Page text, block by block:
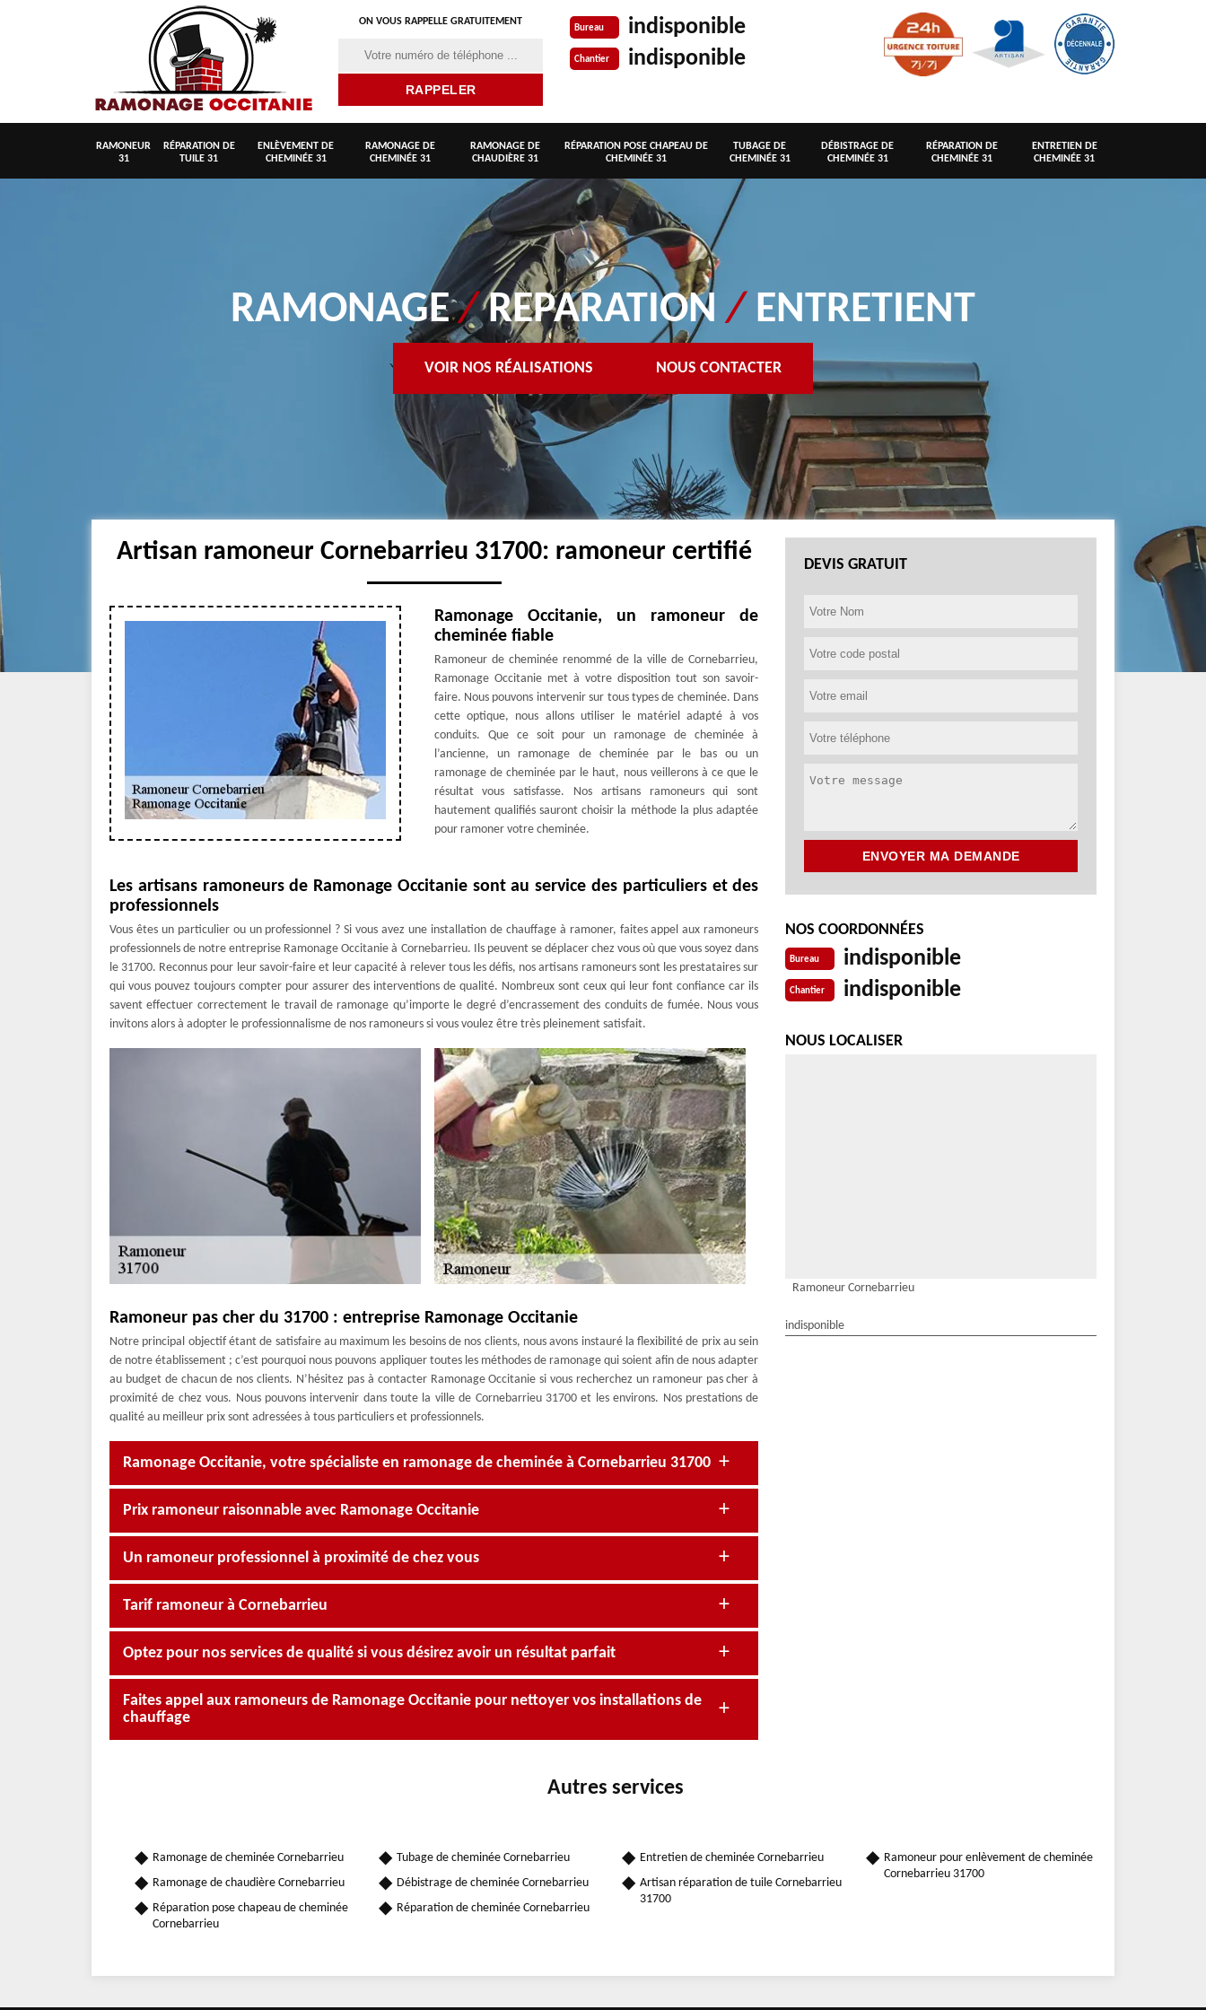
ON VOUS RAPPELLE GRATUITEMENT
Bureau indisponible
Chantier indisponible
RAMONEUR
31
RÉPARATION DE
TUILE 31
ENLÈVEMENT DE
CHEMINÉE 31
RAMONAGE DE
CHEMINÉE 31
RAMONAGE DE
CHAUDIÈRE 31
RÉPARATION POSE CHAPEAU DE
CHEMINÉE 31
TUBAGE DE
CHEMINÉE 31
DÉBISTRAGE DE
CHEMINÉE 31
RÉPARATION DE
CHEMINÉE 31
ENTRETIEN DE
CHEMINÉE 31
RAMONAGE/REPARATION/ ENTRETIENT
VOIR NOS RÉALISATIONS NOUS CONTACTER
Artisan ramoneur Cornebarrieu 31700: ramoneur certifié
Ramonage Occitanie, un ramoneur de
cheminée fiable
Ramoneur de cheminée renommé de la ville de Cornebarrieu,
Ramonage Occitanie met à votre disposition tout son savoir-
faire. Nous pouvons intervenir sur tous types de cheminée. Dans
cette optique, nous allons utiliser le matériel adapté à vos
conduits. Que ce soit pour un ramonage de cheminée à
l’ancienne, un ramonage de cheminée par le bas ou un
ramonage de cheminée par le haut, nous veillerons à ce que le
résultat vous satisfasse. Nos artisans ramoneurs qui sont
hautement qualifiés sauront choisir la méthode la plus adaptée
pour ramoner votre cheminée.
Les artisans ramoneurs de Ramonage Occitanie sont au service des particuliers et des
professionnels
Vous êtes un particulier ou un professionnel ? Si vous avez une installation de chauffage à ramoner, faites appel aux ramoneurs
professionnels de notre entreprise Ramonage Occitanie à Cornebarrieu. Ils peuvent se déplacer chez vous où que vous soyez dans
le 31700. Reconnus pour leur savoir-faire et leur capacité à relever tous les défis, nos artisans ramoneurs sont les prestataires sur
qui vous pouvez toujours compter pour assurer des interventions de qualité. Nombreux sont ceux qui leur font confiance car ils
savent effectuer correctement le travail de ramonage qu’importe le degré d’encrassement des conduits de fumée. Nous vous
invitons alors à adopter le professionnalisme de nos ramoneurs si vous voulez être très pleinement satisfait.
Ramoneur pas cher du 31700 : entreprise Ramonage Occitanie
Notre principal objectif étant de satisfaire au maximum les besoins de nos clients, nous avons instauré la flexibilité de prix au sein
de notre établissement ; c’est pourquoi nous pouvons appliquer toutes les méthodes de ramonage qui soient afin de nous adapter
au budget de chacun de nos clients. N’hésitez pas à contacter Ramonage Occitanie si vous recherchez un ramoneur pas cher à
proximité de chez vous. Nous pouvons intervenir dans toute la ville de Cornebarrieu 31700 et les environs. Nos prestations de
qualité au meilleur prix sont adressées à tous particuliers et professionnels.
Ramonage Occitanie, votre spécialiste en ramonage de cheminée à Cornebarrieu 31700
Prix ramoneur raisonnable avec Ramonage Occitanie
Un ramoneur professionnel à proximité de chez vous
Tarif ramoneur à Cornebarrieu
Optez pour nos services de qualité si vous désirez avoir un résultat parfait
Faites appel aux ramoneurs de Ramonage Occitanie pour nettoyer vos installations de
chauffage
DEVIS GRATUIT
NOS COORDONNÉES
Bureau indisponible
Chantier indisponible
NOUS LOCALISER
Ramoneur Cornebarrieu
indisponible
Autres services
Ramonage de cheminée Cornebarrieu
Ramonage de chaudière Cornebarrieu
Réparation pose chapeau de cheminée
Cornebarrieu
Tubage de cheminée Cornebarrieu
Débistrage de cheminée Cornebarrieu
Réparation de cheminée Cornebarrieu
Entretien de cheminée Cornebarrieu
Artisan réparation de tuile Cornebarrieu
31700
Ramoneur pour enlèvement de cheminée
Cornebarrieu 31700